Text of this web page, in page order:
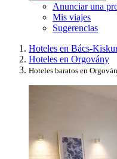
Anunciar una
Mis viajes
Sugerencias
Hoteles en Bács-
Hoteles en Orgovány
Hoteles baratos en